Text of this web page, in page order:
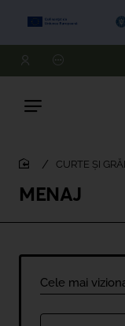
MENAJ
CURTE ȘI
Cele mai